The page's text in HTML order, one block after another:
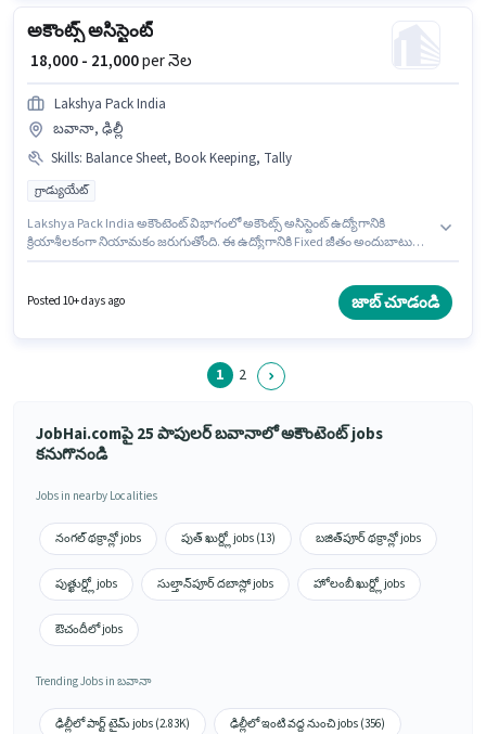
అకౌంట్స్ అసిస్టెంట్
₹ 18,000 - 21,000per నెల
Lakshya Pack India
బవానా, ఢిల్లీ
Skills: Balance Sheet, Book Keeping, Tally
గ్రాడ్యుయేట్
Lakshya Pack India అకౌంటెంట్ విభాగంలో అకౌంట్స్ అసిస్టెంట్ ఉద్యోగానికి
క్రియాశీలకంగా నియామకం జరుగుతోంది. ఈ ఉద్యోగానికి Fixed జీతం అందుబాటులో
అనుభవం ఉన్న వారికి కోసం, నెల జీతం ₹21000 ఉంటుంది. ఈ ఉద్యోగానికి అభ్యర్థులు
Posted 10+ days ago జాబ్ చూడండి
1 2
JobHai.comపై 25 పాపులర్ బవానాలో అకౌంటెంట్ jobs
కనుగొనండి
Jobs in nearby Localities
నంగల్ థక్రాన్లో jobs పుత్ ఖుర్ద్లో jobs (13) బజిత్‌పూర్ థక్రాన్లో jobs
పుత్ఖుర్డ్లో jobs సుల్తాన్‌పూర్ దబాస్లో jobs హోలంబీ ఖుర్ద్లో jobs
ఔచందీలో jobs
Trending Jobs in బవానా
ఢిల్లీలో పార్ట్ టైమ్ jobs (2.83K) ఢిల్లీలో ఇంటి వద్ద నుంచి jobs (356)